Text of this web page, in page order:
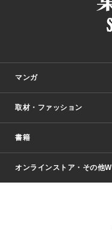
マンガ
少年マンガ
Vジャンプ
週刊ヤングジャンプ
少女マンガ
取材・ファッション
Seventeen
芸能・情報・スポーツ
書籍
文芸・文庫・総合
オンラインストア・その他